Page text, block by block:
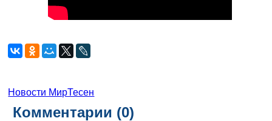
Новости МирТесен
Комментарии (0)